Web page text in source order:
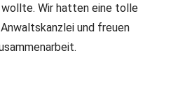
Wir hatten eine tolle
und freuen